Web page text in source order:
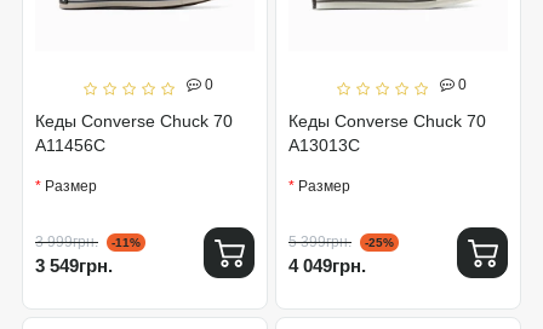
0
Кеды Converse Chuck 70
A11456C
Размер
3 999грн. -11%
3 549грн.
0
Кеды Converse Chuck 70
A13013C
Размер
5 399грн. -25%
4 049грн.